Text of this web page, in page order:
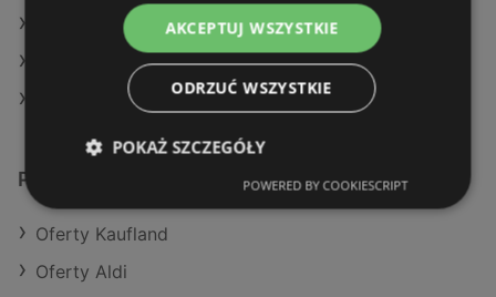
Aktualne gazetki Delikatesy Centrum
Aktualne gazetki Eurocash
Sklepy Stokrotka w Police
Podobne sklepy detaliczne
Oferty Kaufland
Oferty Aldi
AKCEPTUJ WSZYSTKIE
ODRZUĆ WSZYSTKIE
POKAŻ SZCZEGÓŁY
POWERED BY COOKIESCRIPT